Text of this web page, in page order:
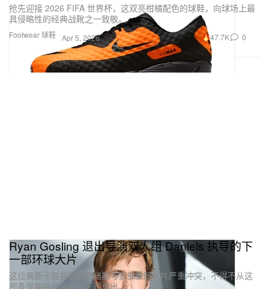
Footwear 球鞋
抢先迎接 2026 FIFA 世界杯，这双亮柑橘配色的球鞋，向球场上最
具侵略性的经典战靴之一致敬。
Apr 5, 2026 47.7K 0
Ryan Gosling 退出导演双人组 Daniels 执导的下
一部环球大片
这位奥斯卡提名影星因档期与多部重磅大片严重冲突，不得不从这
部备受期待的新片中正式退出。